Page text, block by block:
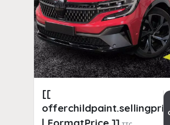
[[
| FormatPrice ]]